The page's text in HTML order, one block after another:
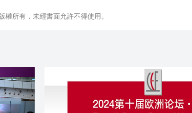
權所有，未經書面允許不得使用。